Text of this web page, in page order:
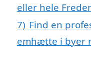
eller hele
7) Find en
emhætte i byer